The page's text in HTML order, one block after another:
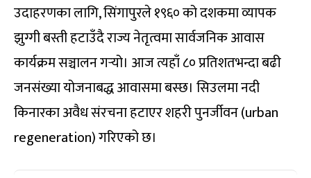
उदाहरणका लागि, सिंगापुरले १९६० को दशकमा व्यापक
झुग्गी बस्ती हटाउँदै राज्य नेतृत्वमा सार्वजनिक आवास
कार्यक्रम सञ्चालन गर्‍यो। आज त्यहाँ ८० प्रतिशतभन्दा बढी
जनसंख्या योजनाबद्ध आवासमा बस्छ। सिउलमा नदी
किनारका अवैध संरचना हटाएर शहरी पुनर्जीवन (urban
regeneration) गरिएको छ।